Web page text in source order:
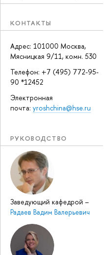
КОНТАКТЫ
Адрес: 101000 Москва,
Мясницкая 9/11, комн. 530
Телефон: +7 (495) 772-95-
90 *12452
Электронная
почта: yroshchina@hse.ru
РУКОВОДСТВО
Заведующий кафедрой –
Радаев Вадим Валерьевич